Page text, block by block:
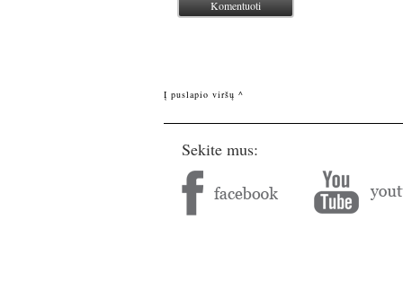
Į puslapio viršų ^
Sekite mus: